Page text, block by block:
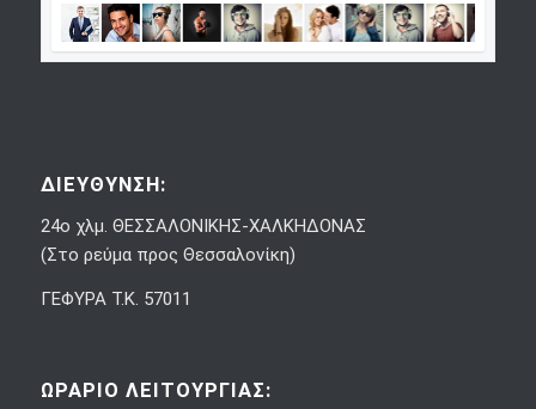
ΔΙΕΥΘΥΝΣΗ:
24ο χλμ. ΘΕΣΣΑΛΟΝΙΚΗΣ-ΧΑΛΚΗΔΟΝΑΣ
(Στο ρεύμα προς Θεσσαλονίκη)
ΓΕΦΥΡΑ Τ.Κ. 57011
ΩΡΑΡΙΟ ΛΕΙΤΟΥΡΓΙΑΣ: